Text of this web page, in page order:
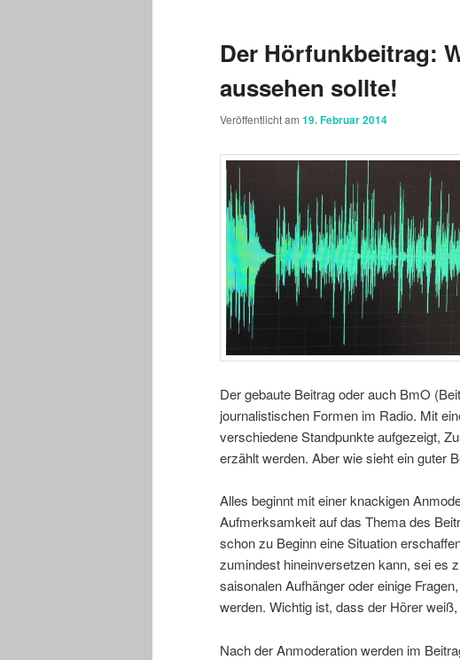
Der Hörfunkbeitrag:
aussehen sollte!
Veröffentlicht am 19. Februar 2014
Der gebaute Beitrag oder auch BmO
journalistischen Formen im Radio. Mit
verschiedene Standpunkte aufgezeigt,
erzählt werden. Aber wie sieht ein guter
Alles beginnt mit einer knackigen
Aufmerksamkeit auf das Thema des
schon zu Beginn eine Situation
zumindest hineinversetzen kann, sei es
saisonalen Aufhänger oder einige
werden. Wichtig ist, dass der Hörer
Nach der Anmoderation werden im